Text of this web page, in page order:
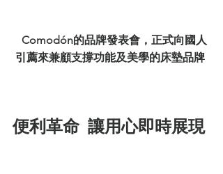
Comodón的品牌發表會，正式向國人
引薦來兼顧支撐功能及美學的床墊品牌
便利革命 讓用心即時展現